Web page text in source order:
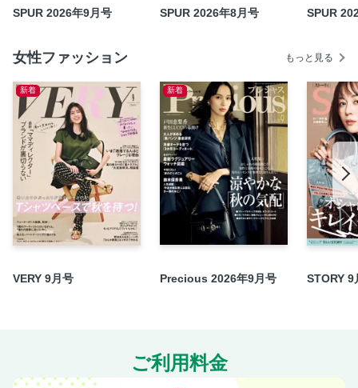
JEWELRY AND TIMEPIECES FOR FASHION 9 ご自愛ジュ
ジュエリーを巡る冒険
夏の相棒はスリッパ＆サンダル
NEW ＆ NOW Beauty
賢者のコスメティックス
未来を描くニューカラーズ
小田切ヒロの“ファ美ュラス”への道
淑女のジュエルメイクアップ
ワタシつづけるSPUR vol 49 パフォーミングアーツを、必要
とする人々のもとへ 演劇を社会へひらく
ブレイディみかこのSISTER “FOOT” EMPATHY
武田砂鉄 その服、伝わってますか？
パラアスリートが見つめる未来
SPUR 2026年9月号 SPUR 2026年8月号 SPUR
女性ファッション もっと見る
新着
VERY 9月号
新着
Precious 2026年9月号 STORY 9
ご利用料金